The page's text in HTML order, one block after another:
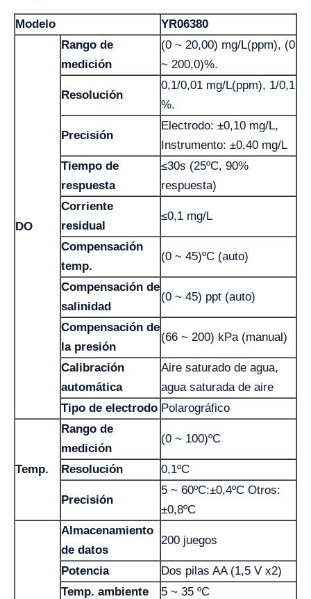
Modelo YR06380
DO
Rango de
medición
(0 ~ 20,00) mg/L(ppm), (0
~ 200,0)%.
Resolución
0,1/0,01 mg/L(ppm), 1/0,1
%.
Precisión
Electrodo: ±0,10 mg/L,
Instrumento: ±0,40 mg/L
Tiempo de
respuesta
≤30s (25ºC, 90%
respuesta)
Corriente
residual
≤0,1 mg/L
Compensación
temp.
(0 ~ 45)ºC (auto)
Compensación de
salinidad
(0 ~ 45) ppt (auto)
Compensación de
la presión
(66 ~ 200) kPa (manual)
Calibración
automática
Aire saturado de agua,
agua saturada de aire
Tipo de electrodo Polarográfico
Temp.
Rango de
medición
(0 ~ 100)ºC
Resolución 0,1ºC
Precisión
5 ~ 60ºC:±0,4ºC Otros:
±0,8ºC
Almacenamiento
de datos
200 juegos
Potencia
Dos pilas AA (1,5 V x2)
Temp. ambiente
5 ~ 35 ºC